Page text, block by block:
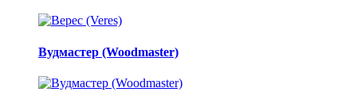
Вудмастер (Woodmaster)